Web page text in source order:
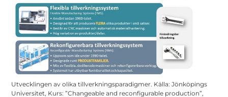
Utvecklingen av olika tillverkningsparadigmer. Källa: Jönköpings
Universitet, Kurs: ”Changeable and reconfigurable production”,